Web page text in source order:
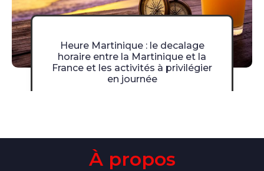
Heure Martinique : le decalage
horaire entre la Martinique et la
France et les activités à privilégier
en journée
À propos